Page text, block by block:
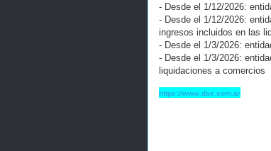
- Desde el 1/12/2026:
- Desde el 1/12/2026:
ingresos incluidos en las
- Desde el 1/3/2026:
- Desde el 1/3/2026:
liquidaciones a comercios
https://www.dae.com.ar